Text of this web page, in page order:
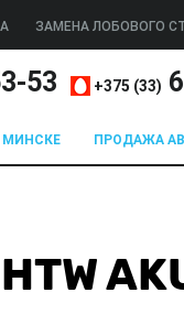
ЗАМЕНА ЛОБОВОГО
53 +375 (33)
МИНСКЕ ПРОДАЖА
HTW